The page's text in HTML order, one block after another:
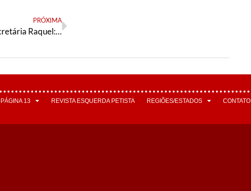
PRÓXIMA
Governo Leite/Gabriel e secretária Raquel: inimigos da educação pública
13 REVISTA ESQUERDA PETISTA REGIÕES/ESTADOS CONTATO